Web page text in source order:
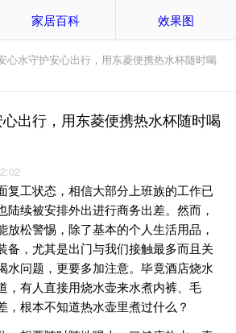
家居百科 效果图
心水守护安心出行，用东菱便携热水杯随时喝
出行，用东菱便携热水杯随时喝
工状态，相信大部分上班族的工作已
陆续被安排外出进行商务出差。然而，
放松警惕，除了基本的个人生活用品，
备，尤其是出门与我们接触最多而且关
水问题，更要多加注意。毕竟酒店烧水
，有人直接用烧水壶来水煮内裤、毛
，根本不知道热水壶里煮过什么？